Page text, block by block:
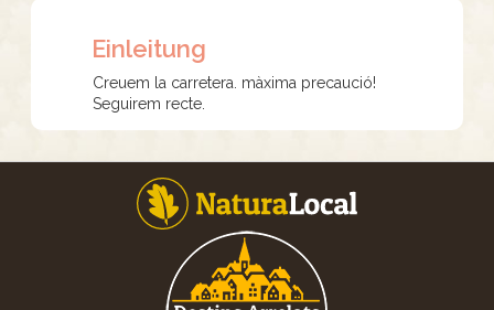
Einleitung
Creuem la carretera. màxima precaució!
Seguirem recte.